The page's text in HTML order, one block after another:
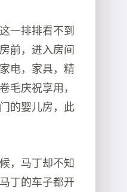
一排排看不到
前，进入房间
电，家具，精
毛庆祝享用，
的婴儿房，此
，马丁却不知
丁的车子都开